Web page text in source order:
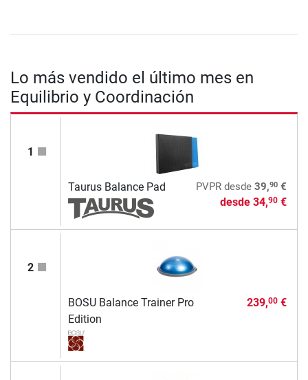
Lo más vendido el último mes en
Equilibrio y Coordinación
1
Taurus Balance Pad PVPRdesde 39,90€
desde 34,90€
2
BOSU Balance Trainer Pro
Edition
239,00€